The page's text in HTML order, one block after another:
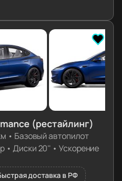
(рестайлинг)
• Базовый автопилот
•Диски 20'' • Ускорение
доставка в РФ